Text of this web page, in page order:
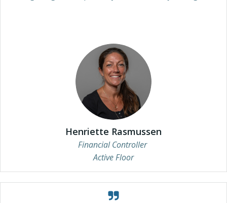
Henriette Rasmussen
Financial Controller
Active Floor